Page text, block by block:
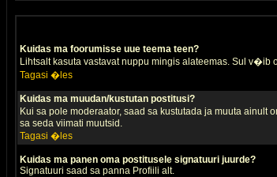
Kuidas ma foorumisse uue teema teen?
Lihtsalt kasuta vastavat nuppu mingis alateemas. Sul v�ib
Tagasi �les
Kuidas ma muudan/kustutan postitusi?
Kui sa pole moderaator, saad sa kustutada ja muuta ainult
sa seda viimati muutsid.
Tagasi �les
Kuidas ma panen oma postitusele signatuuri juurde?
Signatuuri saad sa panna Profiili alt.